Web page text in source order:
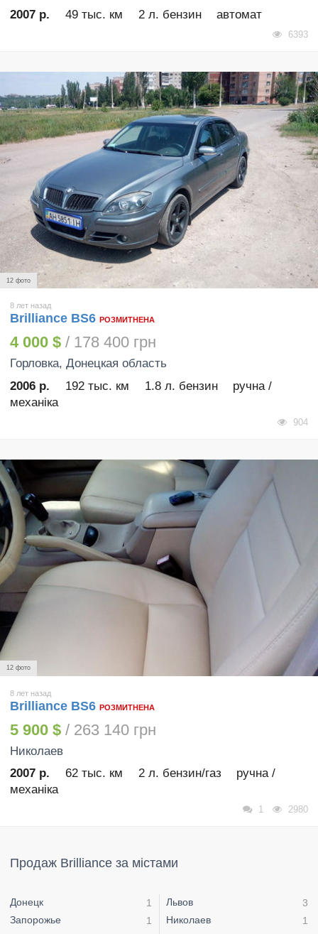
2007 р.
49 тыс. км 2 л. бензин автомат
6393
12 фото
8 лет назад
Brilliance BS6 РОЗМИТНЕНА
4 000 $ / 178 400 грн
Горловка, Донецкая область
2006 р.
192 тыс. км 1.8 л. бензин
ручна /
механіка
904
12 фото
8 лет назад
Brilliance BS6 РОЗМИТНЕНА
5 900 $ / 263 140 грн
Николаев
2007 р.
62 тыс. км 2 л. бензин/газ
ручна /
механіка
1 2980
Продаж Brilliance за містами
Донецк
1
Запорожье
1
Львов
3
Николаев
1